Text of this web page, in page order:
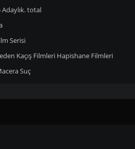
total
Serisi
Kaçış Filmleri Hapishane Filmleri
Suç